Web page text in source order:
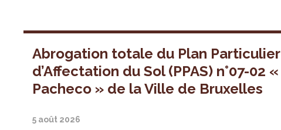
Abrogation totale du Plan Particulier
d’Affectation du Sol (PPAS) n°07-02 «
Pacheco » de la Ville de Bruxelles
5 août 2026